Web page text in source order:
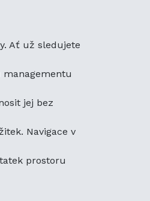
Ať už sledujete
jej bez
Navigace v
prostoru